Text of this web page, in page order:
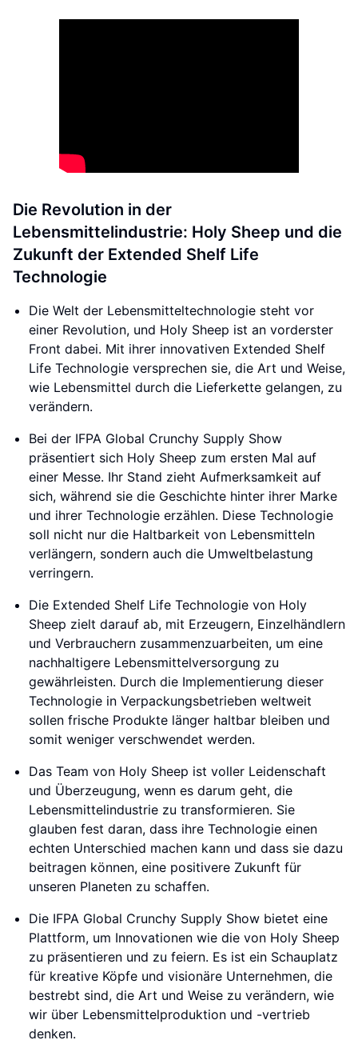
Die Revolution in der
Lebensmittelindustrie: Holy Sheep und die
Zukunft der Extended Shelf Life
Technologie
Die Welt der Lebensmitteltechnologie steht vor
einer Revolution, und Holy Sheep ist an vorderster
Front dabei. Mit ihrer innovativen Extended Shelf
Life Technologie versprechen sie, die Art und Weise,
wie Lebensmittel durch die Lieferkette gelangen, zu
verändern.
Bei der IFPA Global Crunchy Supply Show
präsentiert sich Holy Sheep zum ersten Mal auf
einer Messe. Ihr Stand zieht Aufmerksamkeit auf
sich, während sie die Geschichte hinter ihrer Marke
und ihrer Technologie erzählen. Diese Technologie
soll nicht nur die Haltbarkeit von Lebensmitteln
verlängern, sondern auch die Umweltbelastung
verringern.
Die Extended Shelf Life Technologie von Holy
Sheep zielt darauf ab, mit Erzeugern, Einzelhändlern
und Verbrauchern zusammenzuarbeiten, um eine
nachhaltigere Lebensmittelversorgung zu
gewährleisten. Durch die Implementierung dieser
Technologie in Verpackungsbetrieben weltweit
sollen frische Produkte länger haltbar bleiben und
somit weniger verschwendet werden.
Das Team von Holy Sheep ist voller Leidenschaft
und Überzeugung, wenn es darum geht, die
Lebensmittelindustrie zu transformieren. Sie
glauben fest daran, dass ihre Technologie einen
echten Unterschied machen kann und dass sie dazu
beitragen können, eine positivere Zukunft für
unseren Planeten zu schaffen.
Die IFPA Global Crunchy Supply Show bietet eine
Plattform, um Innovationen wie die von Holy Sheep
zu präsentieren und zu feiern. Es ist ein Schauplatz
für kreative Köpfe und visionäre Unternehmen, die
bestrebt sind, die Art und Weise zu verändern, wie
wir über Lebensmittelproduktion und -vertrieb
denken.